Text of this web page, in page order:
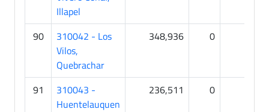
Illapel
90
310042 - Los
Vilos,
Quebrachar
348,936 0
91
310043 -
Huentelauquen
236,511 0